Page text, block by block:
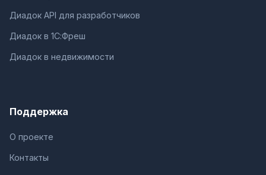
Диадок API для разработчиков
Диадок в 1С:Фреш
Диадок в недвижимости
Поддержка
О проекте
Контакты